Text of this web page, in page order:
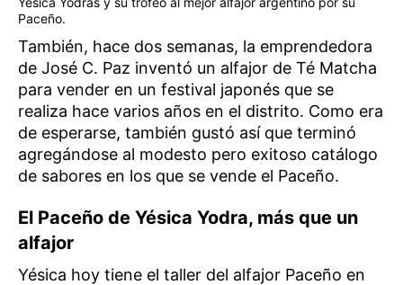
Paceño.
También, hace dos semanas, la emprendedora
de José C. Paz inventó un alfajor de Té Matcha
para vender en un festival japonés que se
realiza hace varios años en el distrito. Como era
de esperarse, también gustó así que terminó
agregándose al modesto pero exitoso catálogo
de sabores en los que se vende el Paceño.
El Paceño de Yésica Yodra, más que un
alfajor
Yésica hoy tiene el taller del alfajor Paceño en